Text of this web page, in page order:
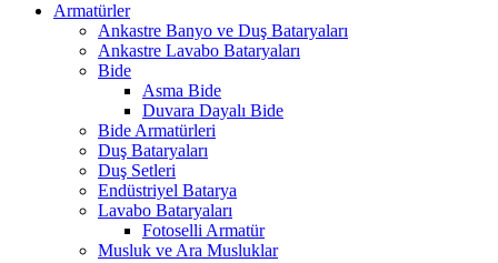
Armatürler
Ankastre Banyo ve Duş Bataryaları
Ankastre Lavabo Bataryaları
Bide
Asma Bide
Duvara Dayalı Bide
Bide Armatürleri
Duş Bataryaları
Duş Setleri
Endüstriyel Batarya
Lavabo Bataryaları
Fotoselli Armatür
Musluk ve Ara Musluklar